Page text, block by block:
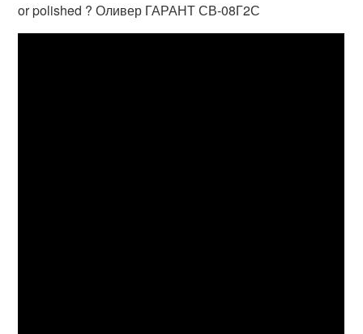
or polished ? Оливер ГАРАНТ СВ-08Г2С